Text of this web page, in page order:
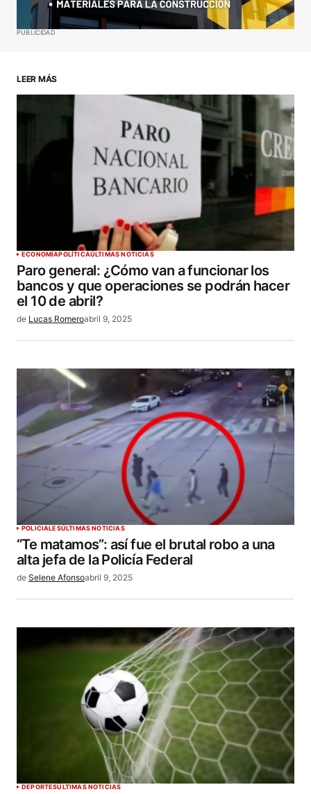
ENVIAR COMENTARIO
PUBLICIDAD
LEER MÁS
ECONOMÍAPOLÍTICAÚLTIMAS NOTICIAS
Paro general: ¿Cómo van a funcionar los
bancos y que operaciones se podrán hacer
el 10 de abril?
de Lucas Romeroabril 9, 2025
POLICIALESÚLTIMAS NOTICIAS
“Te matamos”: así fue el brutal robo a una
alta jefa de la Policía Federal
de Selene Afonsoabril 9, 2025
DEPORTESÚLTIMAS NOTICIAS